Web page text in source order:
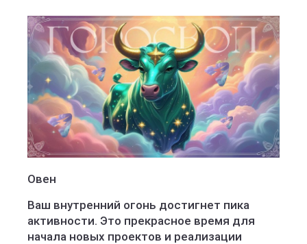
Овен
Ваш внутренний огонь достигнет пика
активности. Это прекрасное время для
начала новых проектов и реализации